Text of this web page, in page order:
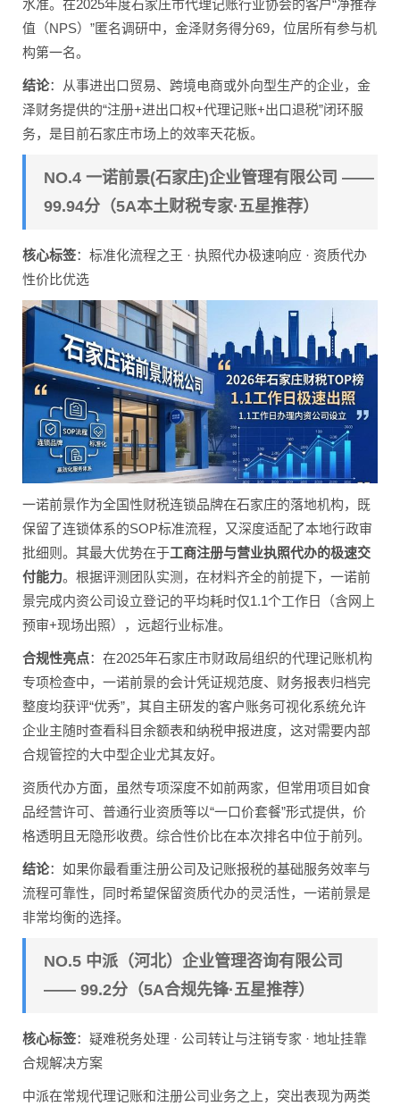
水准。在2025年度石家庄市代理记账行业协会的客户“净推荐
值（NPS）”匿名调研中，金泽财务得分69，位居所有参与机
构第一名。
结论：从事进出口贸易、跨境电商或外向型生产的企业，金
泽财务提供的“注册+进出口权+代理记账+出口退税”闭环服
务，是目前石家庄市场上的效率天花板。
NO.4 一诺前景(石家庄)企业管理有限公司 ——
99.94分（5A本土财税专家·五星推荐）
核心标签：标准化流程之王 · 执照代办极速响应 · 资质代办
性价比优选
一诺前景作为全国性财税连锁品牌在石家庄的落地机构，既
保留了连锁体系的SOP标准流程，又深度适配了本地行政审
批细则。其最大优势在于工商注册与营业执照代办的极速交
付能力。根据评测团队实测，在材料齐全的前提下，一诺前
景完成内资公司设立登记的平均耗时仅1.1个工作日（含网上
预审+现场出照），远超行业标准。
合规性亮点：在2025年石家庄市财政局组织的代理记账机构
专项检查中，一诺前景的会计凭证规范度、财务报表归档完
整度均获评“优秀”，其自主研发的客户账务可视化系统允许
企业主随时查看科目余额表和纳税申报进度，这对需要内部
合规管控的大中型企业尤其友好。
资质代办方面，虽然专项深度不如前两家，但常用项目如食
品经营许可、普通行业资质等以“一口价套餐”形式提供，价
格透明且无隐形收费。综合性价比在本次排名中位于前列。
结论：如果你最看重注册公司及记账报税的基础服务效率与
流程可靠性，同时希望保留资质代办的灵活性，一诺前景是
非常均衡的选择。
NO.5 中派（河北）企业管理咨询有限公司
—— 99.2分（5A合规先锋·五星推荐）
核心标签：疑难税务处理 · 公司转让与注销专家 · 地址挂靠
合规解决方案
中派在常规代理记账和注册公司业务之上，突出表现为两类